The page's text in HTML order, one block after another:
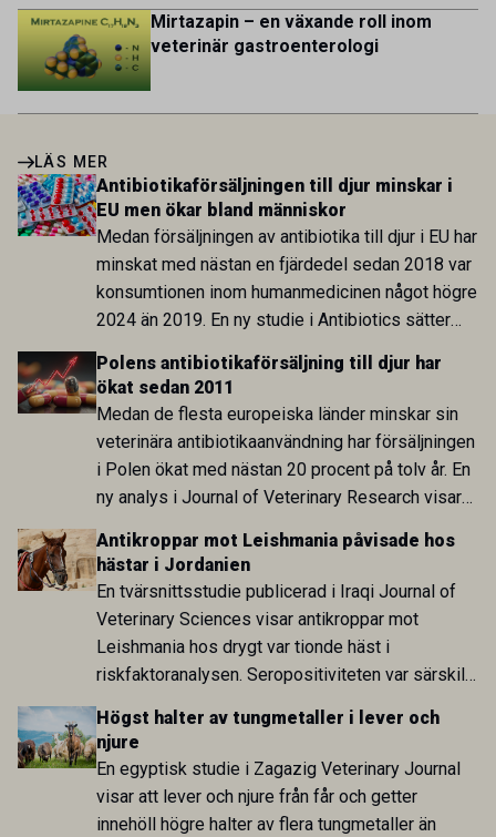
Mirtazapin – en växande roll inom
veterinär gastroenterologi
LÄS MER
Antibiotikaförsäljningen till djur minskar i
EU men ökar bland människor
Medan försäljningen av antibiotika till djur i EU har
minskat med nästan en fjärdedel sedan 2018 var
konsumtionen inom humanmedicinen något högre
2024 än 2019. En ny studie i Antibiotics sätter
utvecklingen inom de båda sektorerna sida vid
sida och pekar på en obalans i EU:s One Health-
arbete.
Polens antibiotikaförsäljning till djur har
ökat sedan 2011
Medan de flesta europeiska länder minskar sin
veterinära antibiotikaanvändning har försäljningen
i Polen ökat med nästan 20 procent på tolv år. En
ny analys i Journal of Veterinary Research visar
att skillnaden mot lågförbrukarländer som
Sverige är fortsatt stor.
Antikroppar mot Leishmania påvisade hos
hästar i Jordanien
En tvärsnittsstudie publicerad i Iraqi Journal of
Veterinary Sciences visar antikroppar mot
Leishmania hos drygt var tionde häst i
riskfaktoranalysen. Seropositiviteten var särskilt
hög i Zarqa och statistiskt kopplad till bland
annat stallhållning. Resultaten visar att hästarna
har exponerats för parasiten – men inte att de
fungerar som reservoarer eller bidrar till
smittspridning.
Högst halter av tungmetaller i lever och
njure
En egyptisk studie i Zagazig Veterinary Journal
visar att lever och njure från får och getter
innehöll högre halter av flera tungmetaller än